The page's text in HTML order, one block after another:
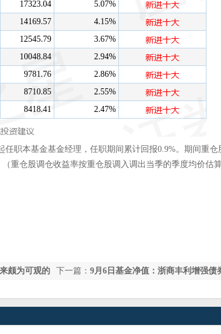
任职本基金基金经理，任职期间累计回报0.9%。期间重仓
重仓股调仓收益率按重仓股调入调出当季的季度均价估
下一篇： 9月6日基金净值：浙商丰利增强债
颇为可观的